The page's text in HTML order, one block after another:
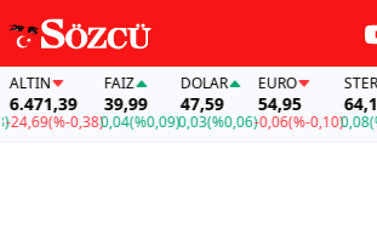
(%-0,38)
FAİZ
39,99
0,04(%0,09)
DOLAR
47,59
0,03(%0,06)
EURO
54,95
-0,06(%-0,10)
STERLIN
64,18
0,08